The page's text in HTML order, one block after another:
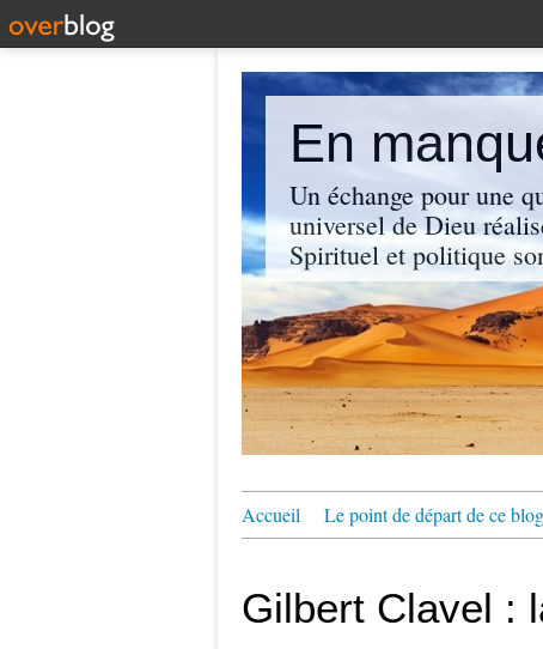
En
Un échange pour une
universel de Dieu
Spirituel et politique
Accueil Le point de départ de ce
Gilbert Clavel :